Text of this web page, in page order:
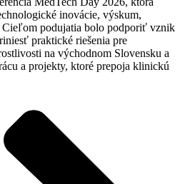
inovácie, výskum,
Cieľom podujatia bolo podporiť vznik
praktické riešenia pre
na východnom Slovensku a
a projekty, ktoré prepoja klinickú